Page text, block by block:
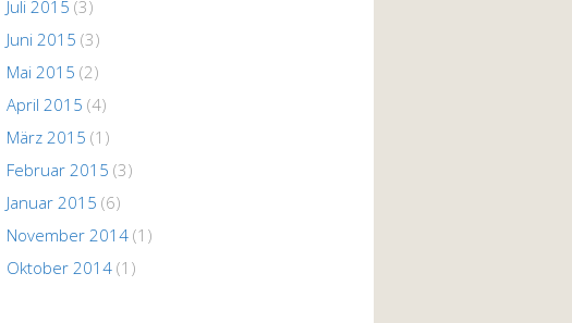
Juli 2015 (3)
Juni 2015 (3)
Mai 2015 (2)
April 2015 (4)
März 2015 (1)
Februar 2015 (3)
Januar 2015 (6)
November 2014 (1)
Oktober 2014 (1)